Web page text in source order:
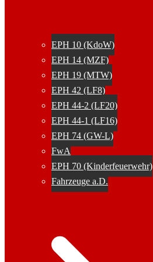
EPH 10 (KdoW)
EPH 14 (MZF)
EPH 19 (MTW)
EPH 42 (LF8)
EPH 44-2 (LF20)
EPH 44-1 (LF16)
EPH 74 (GW-L)
FwA
EPH 70 (Kinderfeuerwehr)
Fahrzeuge a.D.